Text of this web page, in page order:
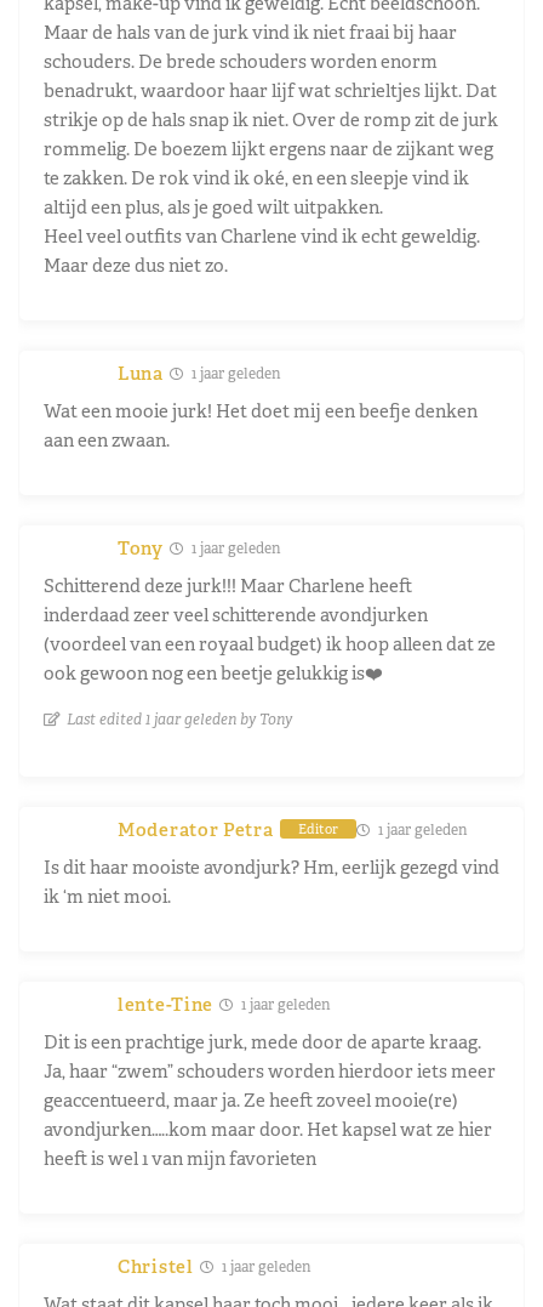
Maar de hals van de jurk vind ik niet fraai bij haar
schouders. De brede schouders worden enorm
benadrukt, waardoor haar lijf wat schrieltjes lijkt. Dat
strikje op de hals snap ik niet. Over de romp zit de jurk
rommelig. De boezem lijkt ergens naar de zijkant weg
te zakken. De rok vind ik oké, en een sleepje vind ik
altijd een plus, als je goed wilt uitpakken.
Heel veel outfits van Charlene vind ik echt geweldig.
Maar deze dus niet zo.
Luna 1 jaar geleden
Wat een mooie jurk! Het doet mij een beefje denken
aan een zwaan.
Tony 1 jaar geleden
Schitterend deze jurk!!! Maar Charlene heeft
inderdaad zeer veel schitterende avondjurken
(voordeel van een royaal budget) ik hoop alleen dat ze
ook gewoon nog een beetje gelukkig is❤️
Last edited 1 jaar geleden by Tony
Moderator Petra Editor 1 jaar geleden
Is dit haar mooiste avondjurk? Hm, eerlijk gezegd vind
ik ‘m niet mooi.
lente-Tine 1 jaar geleden
Dit is een prachtige jurk, mede door de aparte kraag.
Ja, haar “zwem” schouders worden hierdoor iets meer
geaccentueerd, maar ja. Ze heeft zoveel mooie(re)
avondjurken…..kom maar door. Het kapsel wat ze hier
heeft is wel 1 van mijn favorieten
Christel 1 jaar geleden